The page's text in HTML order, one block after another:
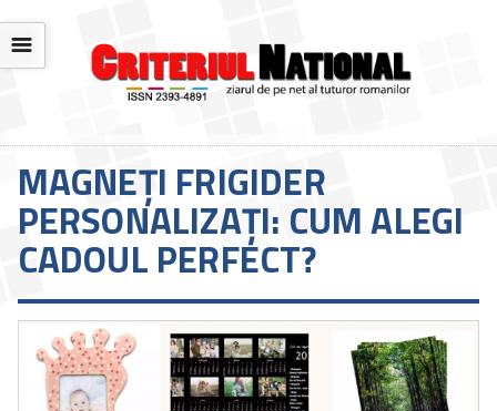
☰
MAGNEȚI FRIGIDER
PERSONALIZAȚI: CUM ALEGI
CADOUL PERFECT?